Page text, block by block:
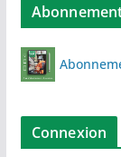
Connexion